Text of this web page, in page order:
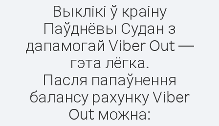
Выклікі ў краіну
Паўднёвы Судан з
дапамогай Viber Out —
гэта лёгка.
Пасля папаўнення
балансу рахунку Viber
Out можна: